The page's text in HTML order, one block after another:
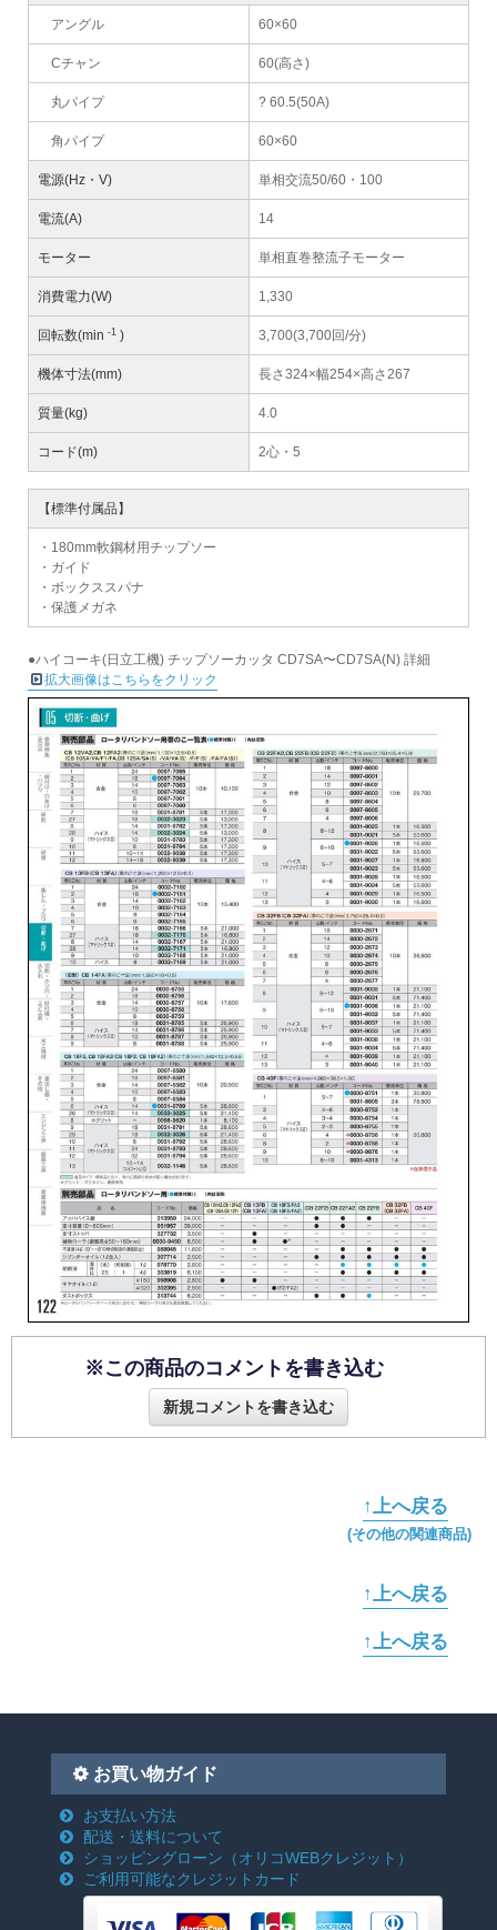
アングル 60×60
Cチャン 60(高さ)
丸パイプ ? 60.5(50A)
角パイプ 60×60
電源(Hz・V) 単相交流50/60・100
電流(A) 14
モーター 単相直巻整流子モーター
消費電力(W) 1,330
回転数(min -1 ) 3,700(3,700回/分)
機体寸法(mm) 長さ324×幅254×高さ267
質量(kg) 4.0
コード(m) 2心・5
【標準付属品】
・180mm軟鋼材用チップソー
・ガイド
・ボックススパナ
・保護メガネ
●ハイコーキ(日立工機) チップソーカッタ CD7SA〜CD7SA(N) 詳細
拡大画像はこちらをクリック
※この商品のコメントを書き込む
新規コメントを書き込む
↑上へ戻る
(その他の関連商品)
↑上へ戻る
↑上へ戻る
お買い物ガイド
お支払い方法
配送・送料について
ショッピングローン （オリコWEBクレジット）
ご利用可能なクレジットカード